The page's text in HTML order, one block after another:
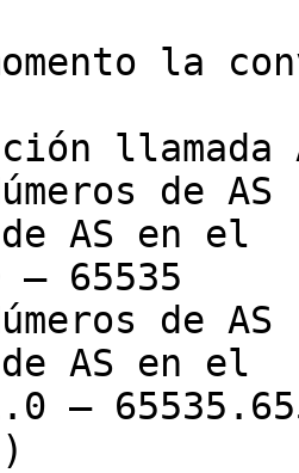
la
llamada
AS en el
– 65535
AS en el
–